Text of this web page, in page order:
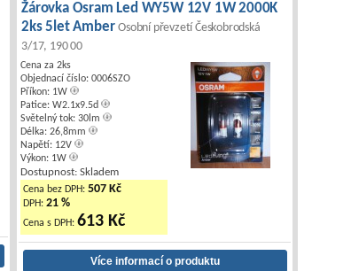
Žárovka Osram Led WY5W 12V 1W 2000K
2ks 5let AmberOsobní převzetí Českobrodská
3/17, 190 00
Cena za 2ks
Objednací číslo: 0006SZO
Příkon: 1W
Patice: W2.1x9.5d
Světelný tok: 30lm
Délka: 26,8mm
Napětí: 12V
Výkon: 1W
Dostupnost: Skladem
Cena bez DPH:507 Kč
DPH:21 %
Cena s DPH:613 Kč